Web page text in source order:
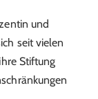
und
seit vielen
Stiftung